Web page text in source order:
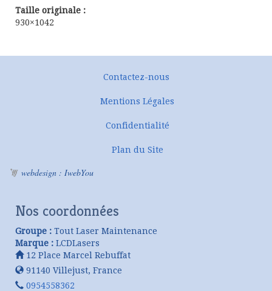
Taille originale :
930×1042
Contactez-nous
Mentions Légales
Confidentialité
Plan du Site
webdesign : IwebYou
Nos coordonnées
Groupe : Tout Laser Maintenance
Marque : LCDLasers
12 Place Marcel Rebuffat
91140 Villejust, France
0954558362